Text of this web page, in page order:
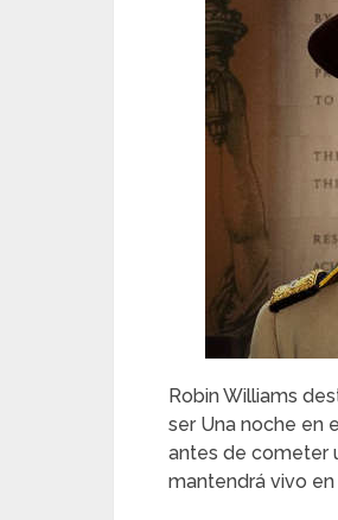
Robin Williams
ser Una noche en
antes de cometer
mantendrá vivo